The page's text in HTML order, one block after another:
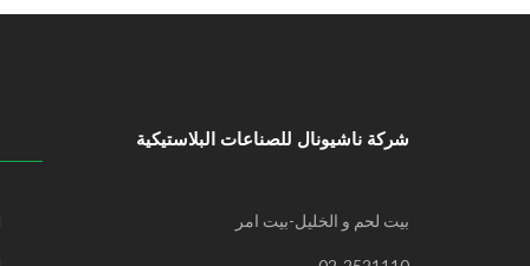
شركة ناشيونال للصناعات البلاستيكية
بيت لحم و الخليل-بيت امر